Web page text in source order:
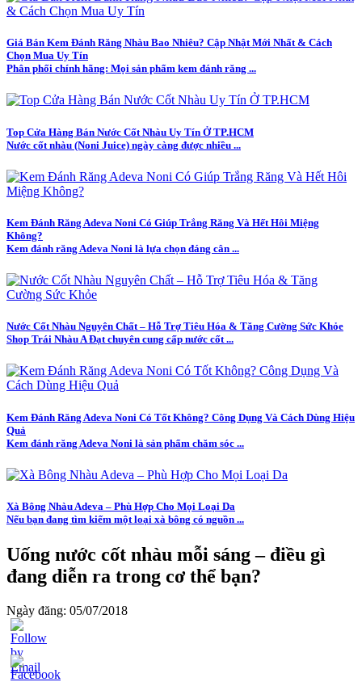
Giá Bán Kem Đánh Răng Nhàu Bao Nhiêu? Cập Nhật Mới Nhất & Cách
Chọn Mua Uy Tín
Phân phối chính hãng: Mọi sản phẩm kem đánh răng ...
Top Cửa Hàng Bán Nước Cốt Nhàu Uy Tín Ở TP.HCM
Nước cốt nhàu (Noni Juice) ngày càng được nhiều ...
Kem Đánh Răng Adeva Noni Có Giúp Trắng Răng Và Hết Hôi Miệng
Không?
Kem đánh răng Adeva Noni là lựa chọn đáng cân ...
Nước Cốt Nhàu Nguyên Chất – Hỗ Trợ Tiêu Hóa & Tăng Cường Sức Khỏe
Shop Trái Nhàu A Đạt chuyên cung cấp nước cốt ...
Kem Đánh Răng Adeva Noni Có Tốt Không? Công Dụng Và Cách Dùng Hiệu
Quả
Kem đánh răng Adeva Noni là sản phẩm chăm sóc ...
Xà Bông Nhàu Adeva – Phù Hợp Cho Mọi Loại Da
Nếu bạn đang tìm kiếm một loại xà bông có nguồn ...
Uống nước cốt nhàu mỗi sáng – điều gì
đang diễn ra trong cơ thể bạn?
Ngày đăng: 05/07/2018